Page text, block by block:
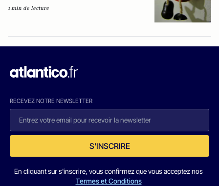
1 min de lecture
RECEVEZ NOTRE NEWSLETTER
S'INSCRIRE
En cliquant sur s'inscrire, vous confirmez que vous acceptez nos
Termes et Conditions